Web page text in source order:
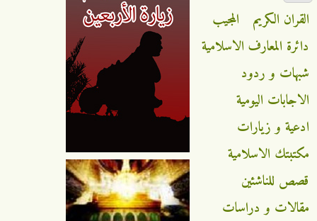
القران الكريم
المجيب
دائرة المعارف الاسلامية
شبهات و ردود
الاجابات اليومية
ادعية و زيارات
مكتبتك الاسلامية
قصص للناشئين
مقالات و دراسات